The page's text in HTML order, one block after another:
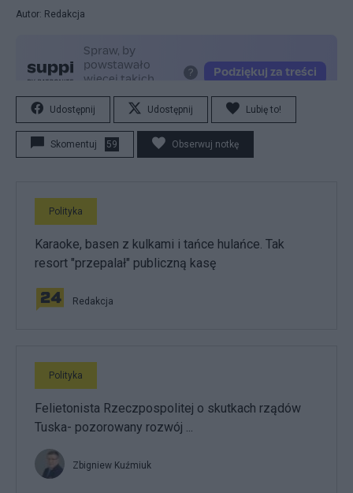
Autor: Redakcja
Udostępnij Udostępnij Lubię to!
Skomentuj 59 Obserwuj notkę
Polityka
Karaoke, basen z kulkami i tańce hulańce. Tak
resort "przepalał" publiczną kasę
Redakcja
Polityka
Felietonista Rzeczpospolitej o skutkach rządów
Tuska- pozorowany rozwój ...
Zbigniew Kuźmiuk